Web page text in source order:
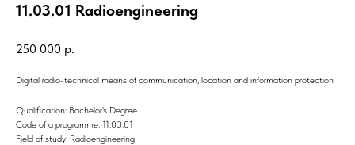
11.03.01 Radioengineering
250 000 р.
Digital radio-technical means of communication, location and information protection
Qualification: Bachelor's Degree
Code of a programme: 11.03.01
Field of study: Radioengineering